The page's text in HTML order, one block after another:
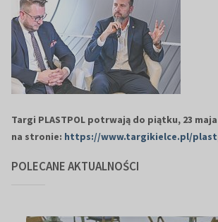
Targi PLASTPOL potrwają do piątku, 23
na stronie: https://www.targikielce.pl/
POLECANE AKTUALNOŚCI